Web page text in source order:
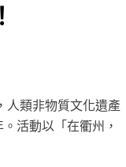
類非物質文化遺產
活動以「在衢州，